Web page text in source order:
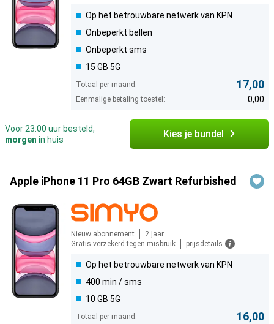
Op het betrouwbare netwerk van KPN
Onbeperkt bellen
Onbeperkt sms
15 GB 5G
Totaal per maand: 17,00
Eenmalige betaling toestel: 0,00
Voor 23:00 uur besteld,
morgen in huis Kies je bundel
Apple iPhone 11 Pro 64GB Zwart Refurbished
Nieuw abonnement
2 jaar
Gratis verzekerd tegen misbruik
prijsdetails
Op het betrouwbare netwerk van KPN
400 min / sms
10 GB 5G
Totaal per maand: 16,00